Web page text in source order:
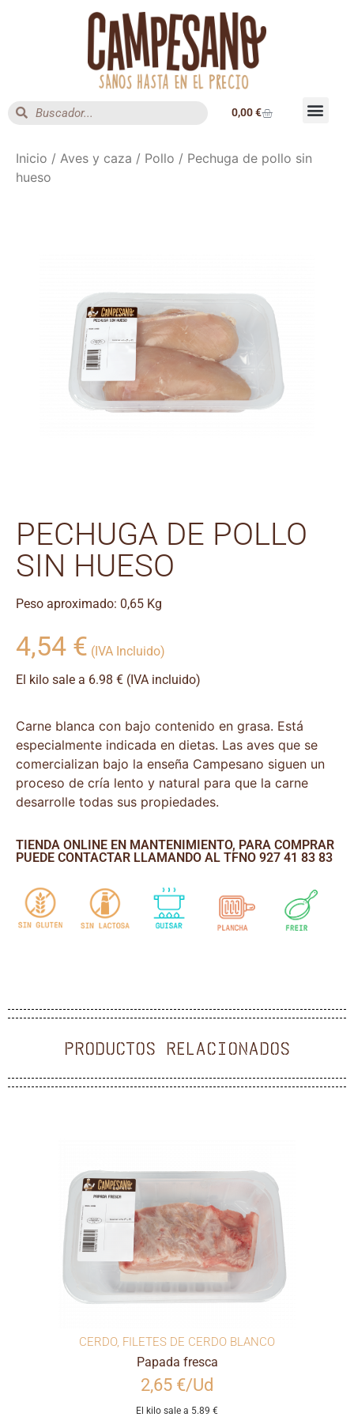
0,00€
Inicio / Aves y caza / Pollo / Pechuga de pollo sin
hueso
PECHUGA DE POLLO
SIN HUESO
Peso aproximado: 0,65 Kg
4,54 € (IVA Incluido)
El kilo sale a 6.98 € (IVA incluido)
Carne blanca con bajo contenido en grasa. Está
especialmente indicada en dietas. Las aves que se
comercializan bajo la enseña Campesano siguen un
proceso de cría lento y natural para que la carne
desarrolle todas sus propiedades.
TIENDA ONLINE EN MANTENIMIENTO, PARA COMPRAR
PUEDE CONTACTAR LLAMANDO AL TFNO 927 41 83 83
PRODUCTOS RELACIONADOS
CERDO, FILETES DE CERDO BLANCO
Papada fresca
2,65 €/Ud
El kilo sale a 5.89 €